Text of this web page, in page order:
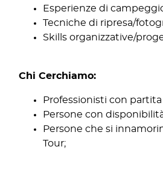
Esperienze di
Tecniche di ripresa/
Skills organizzative/
Chi Cerchiamo:
Professionisti con
Persone con
Persone che si
Tour;